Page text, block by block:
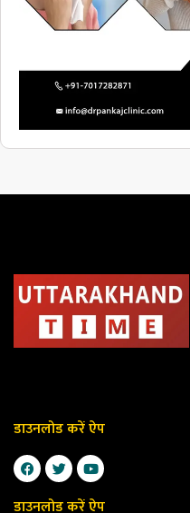
डाउनलोड करें ऐप
डाउनलोड करें ऐप